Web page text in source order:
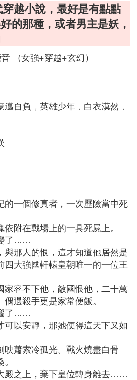
越小說，最好是有點點
的那種，或者男主是妖，
（女強+穿越+玄幻）
自負，英雄少年，白衣漠然，
的一個修真者，一次歷險當中死
附在戰場上的一具死屍上。
了……
與那人的恨，這才知道他居然是
四大強國軒轅皇朝唯一的一位王
家容不下他，敵國恨他，二十萬
遇殺手更是家常便飯。
了……
可以安靜，那她便得這天下又如
映蕭索冷孤光。戰火燒盡白骨
殿之上，棄下皇位轉身離去……